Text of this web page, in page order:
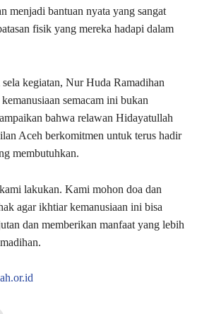
menjadi bantuan nyata yang sangat
fisik yang mereka hadapi dalam
kegiatan, Nur Huda Ramadihan
semacam ini bukan
bahwa relawan Hidayatullah
Aceh berkomitmen untuk terus hadir
membutuhkan.
lakukan. Kami mohon doa dan
agar ikhtiar kemanusiaan ini bisa
dan memberikan manfaat yang lebih